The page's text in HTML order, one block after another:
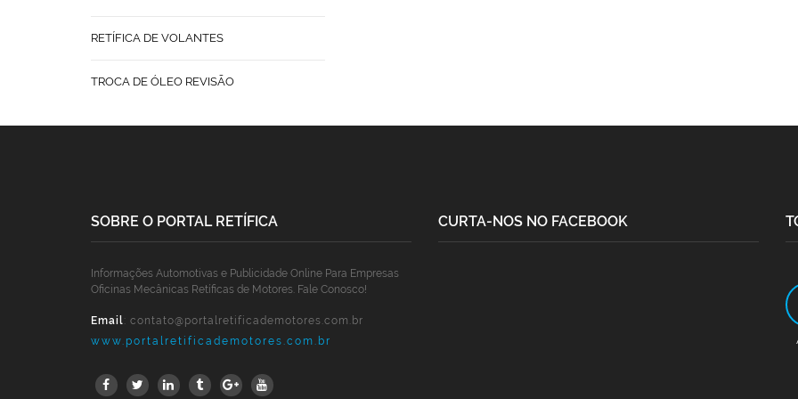
RETÍFICA DE VOLANTES
TROCA DE ÓLEO REVISÃO
SOBRE O PORTAL RETÍFICA
Informações Automotivas e Publicidade Online Para Empresas
Oficinas Mecânicas Retíficas de Motores. Fale Conosco!
Email: contato@portalretificademotores.com.br
www.portalretificademotores.com.br
CURTA-NOS NO FACEBOOK